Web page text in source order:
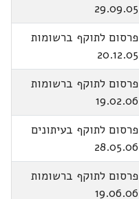
29.09.05
פרסום לתוקף ברשומות
20.12.05
פרסום לתוקף ברשומות
19.02.06
פרסום לתוקף בעיתונים
28.05.06
פרסום לתוקף ברשומות
19.06.06